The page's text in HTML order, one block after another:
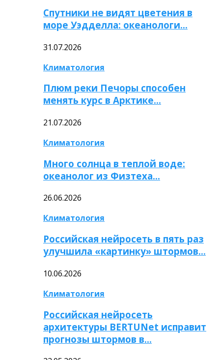
Спутники не видят цветения в
море Уэдделла: океанологи…
31.07.2026
Климатология
Плюм реки Печоры способен
менять курс в Арктике…
21.07.2026
Климатология
Много солнца в теплой воде:
океанолог из Физтеха…
26.06.2026
Климатология
Российская нейросеть в пять раз
улучшила «картинку» штормов…
10.06.2026
Климатология
Российская нейросеть
архитектуры BERTUNet исправит
прогнозы штормов в…